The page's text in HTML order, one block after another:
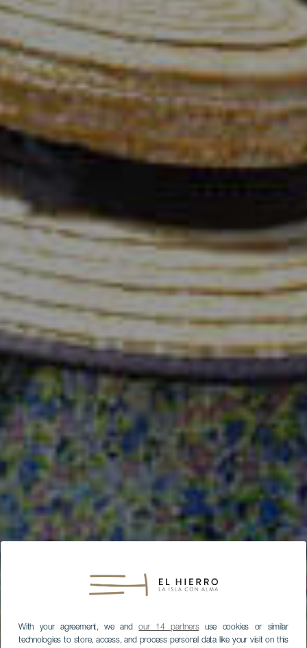
With your agreement, we andour 14 partnersuse cookies or similar
technologies to store, access, and process personal data like your visit on this